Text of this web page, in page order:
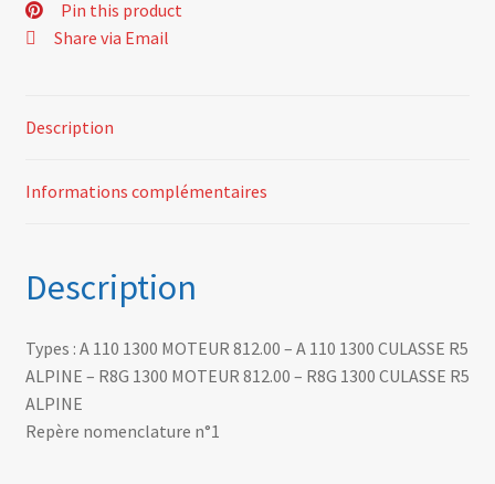
Pin this product
Share via Email
Description
Informations complémentaires
Description
Types : A 110 1300 MOTEUR 812.00 – A 110 1300 CULASSE R5
ALPINE – R8G 1300 MOTEUR 812.00 – R8G 1300 CULASSE R5
ALPINE
Repère nomenclature n°1